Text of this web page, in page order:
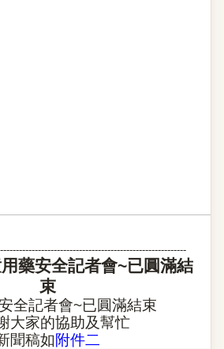
藥安全記者會~已圓滿結
束
全記者會~已圓滿結束
大家的協助及幫忙
聞稿如附件二